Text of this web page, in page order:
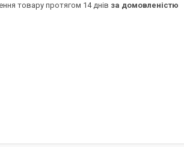
товару протягом 14 днів за домовленістю